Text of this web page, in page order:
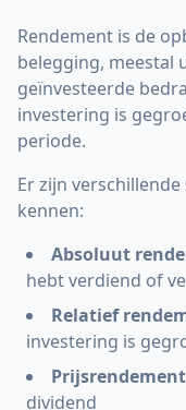
Rendement is de
belegging, meestal
geïnvesteerde
investering is
periode.
Er zijn
kennen:
Absoluut
hebt verdiend of
Relatief
investering is
dividend